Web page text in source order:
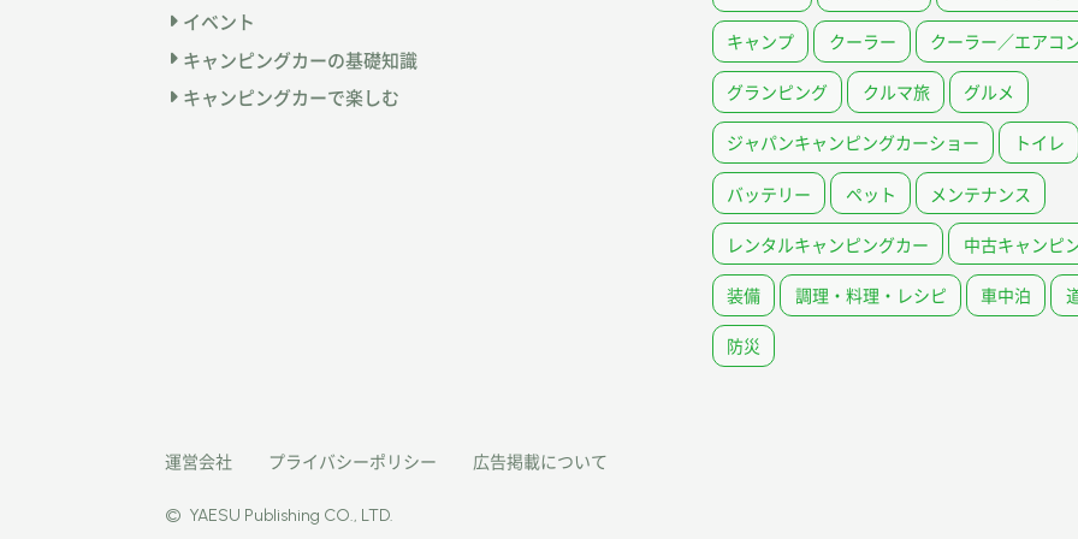
イベント
キャンピングカーの基礎知識
キャンピングカーで楽しむ
キャンプ クーラー クーラー／エアコ
グランピング クルマ旅 グルメ
ジャパンキャンピングカーショー トイレ
バッテリー ペット メンテナンス
レンタルキャンピングカー 中古キャンピ
装備 調理・料理・レシピ 車中泊
防災
運営会社 プライバシーポリシー 広告掲載について
© YAESU Publishing CO., LTD.